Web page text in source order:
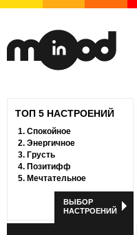
ТОП 5 НАСТРОЕНИЙ
1. Спокойное
2. Энергичное
3. Грусть
4. Позитифф
5. Мечтательное
ВЫБОР
НАСТРОЕНИЙ